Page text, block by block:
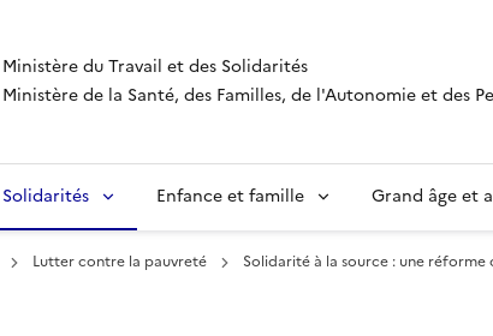
Ministère du Travail et des Solidarités
Ministère de la Santé, des Familles, de l'Autonomie et des
Solidarités Enfance et famille Grand âge et
Lutter contre la pauvreté Solidarité à la source : une